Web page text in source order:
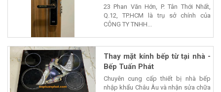
23 Phan Văn Hớn, P. Tân Thới Nhất,
Q.12, TP.HCM là trụ sở chính của
CÔNG TY TNHH...
Thay mặt kính bếp từ tại nhà -
Bếp Tuấn Phát
Chuyên cung cấp thiết bị nhà bếp
nhập khẩu Châu Âu và nhận sửa chữa